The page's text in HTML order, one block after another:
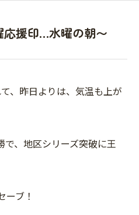
応援印…水曜の朝〜
、昨日よりは、気温も上が
、地区シリーズ突破に王
ブ！